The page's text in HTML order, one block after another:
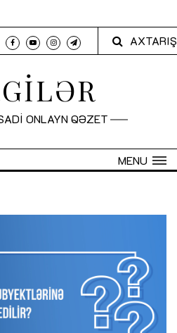
AXTARIŞ
ONLAYN QƏZET
MENU